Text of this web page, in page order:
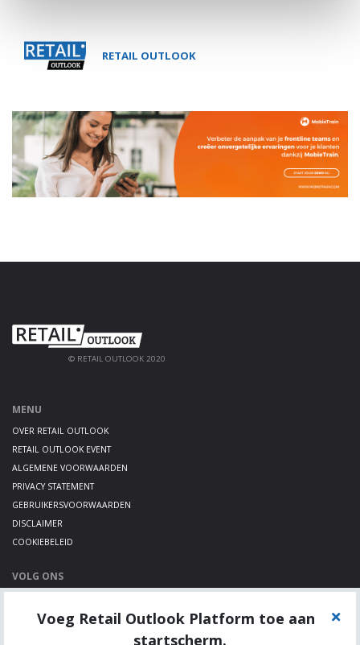
RETAIL OUTLOOK
© RETAIL OUTLOOK 2020
MENU
OVER RETAIL OUTLOOK
RETAIL OUTLOOK EVENT
ALGEMENE VOORWAARDEN
PRIVACY STATEMENT
GEBRUIKERSVOORWAARDEN
DISCLAIMER
COOKIEBELEID
VOLG ONS
TWITTER
Voeg Retail Outlook Platform toe aan
startscherm.